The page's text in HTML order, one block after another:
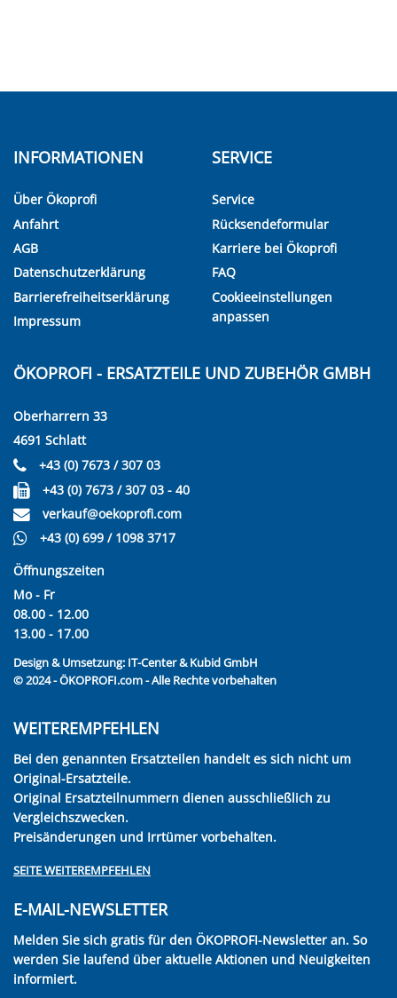
INFORMATIONEN
Über Ökoprofi
Anfahrt
AGB
Datenschutzerklärung
Barrierefreiheitserklärung
Impressum
SERVICE
Service
Rücksendeformular
Karriere bei Ökoprofi
FAQ
Cookieeinstellungen
anpassen
ÖKOPROFI - ERSATZTEILE UND ZUBEHÖR GMBH
Oberharrern 33
4691 Schlatt
+43 (0) 7673 / 307 03
+43 (0) 7673 / 307 03 - 40
verkauf@oekoprofi.com
+43 (0) 699 / 1098 3717
Öffnungszeiten
Mo - Fr
08.00 - 12.00
13.00 - 17.00
Design & Umsetzung: IT-Center & Kubid GmbH
© 2024 - ÖKOPROFI.com - Alle Rechte vorbehalten
WEITEREMPFEHLEN
Bei den genannten Ersatzteilen handelt es sich nicht um
Original-Ersatzteile.
Original Ersatzteilnummern dienen ausschließlich zu
Vergleichszwecken.
Preisänderungen und Irrtümer vorbehalten.
SEITE WEITEREMPFEHLEN
E-MAIL-NEWSLETTER
Melden Sie sich gratis für den ÖKOPROFI-Newsletter an. So
werden Sie laufend über aktuelle Aktionen und Neuigkeiten
informiert.